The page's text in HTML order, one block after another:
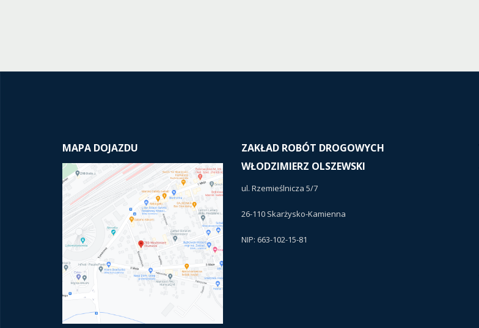
MAPA DOJAZDU
ZAKŁAD ROBÓT DROGOWYCH
WŁODZIMIERZ OLSZEWSKI
ul. Rzemieślnicza 5/7
26-110 Skarżysko-Kamienna
NIP: 663-102-15-81